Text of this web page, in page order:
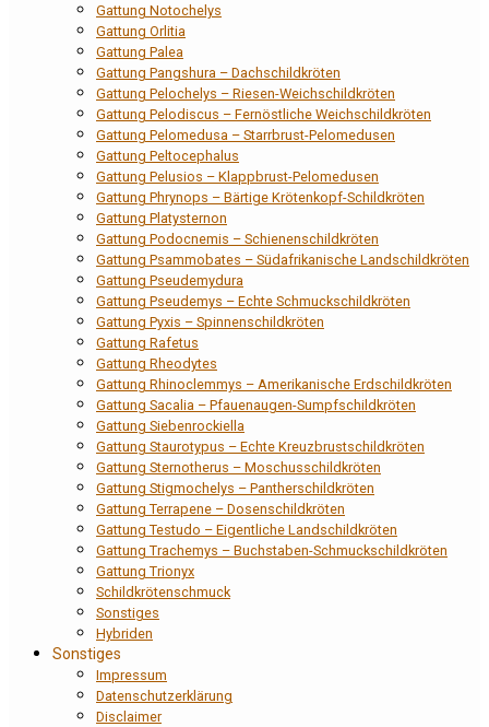
Gattung Notochelys
Gattung Orlitia
Gattung Palea
Gattung Pangshura – Dachschildkröten
Gattung Pelochelys – Riesen-Weichschildkröten
Gattung Pelodiscus – Fernöstliche Weichschildkröten
Gattung Pelomedusa – Starrbrust-Pelomedusen
Gattung Peltocephalus
Gattung Pelusios – Klappbrust-Pelomedusen
Gattung Phrynops – Bärtige Krötenkopf-Schildkröten
Gattung Platysternon
Gattung Podocnemis – Schienenschildkröten
Gattung Psammobates – Südafrikanische Landschildkröten
Gattung Pseudemydura
Gattung Pseudemys – Echte Schmuckschildkröten
Gattung Pyxis – Spinnenschildkröten
Gattung Rafetus
Gattung Rheodytes
Gattung Rhinoclemmys – Amerikanische Erdschildkröten
Gattung Sacalia – Pfauenaugen-Sumpfschildkröten
Gattung Siebenrockiella
Gattung Staurotypus – Echte Kreuzbrustschildkröten
Gattung Sternotherus – Moschusschildkröten
Gattung Stigmochelys – Pantherschildkröten
Gattung Terrapene – Dosenschildkröten
Gattung Testudo – Eigentliche Landschildkröten
Gattung Trachemys – Buchstaben-Schmuckschildkröten
Gattung Trionyx
Schildkrötenschmuck
Sonstiges
Hybriden
Sonstiges
Impressum
Datenschutzerklärung
Disclaimer